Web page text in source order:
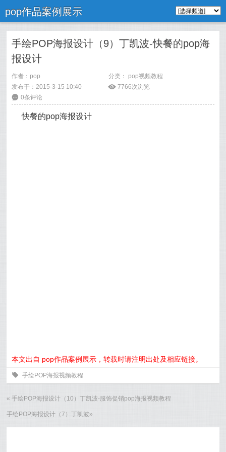
pop作品案例展示
手绘POP海报设计（9）丁凯波-快餐的pop海
报设计
作者： pop 分类： pop视频教程
发布于：2015-3-15 10:40
ė 7766次浏览
6 0条评论
快餐的pop海报设计
本文出自 pop作品案例展示，转载时请注明出处及相应链接。
0 手绘POP海报视频教程
«手绘POP海报设计（10）丁凯波-服饰促销pop海报视频教程
手绘POP海报设计（7）丁凯波»